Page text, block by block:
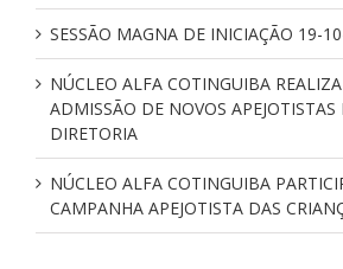
SESSÃO MAGNA DE INICIAÇÃO 19-
NÚCLEO ALFA COTINGUIBA
ADMISSÃO DE NOVOS APEJOTISTAS
DIRETORIA
NÚCLEO ALFA COTINGUIBA
CAMPANHA APEJOTISTA DAS